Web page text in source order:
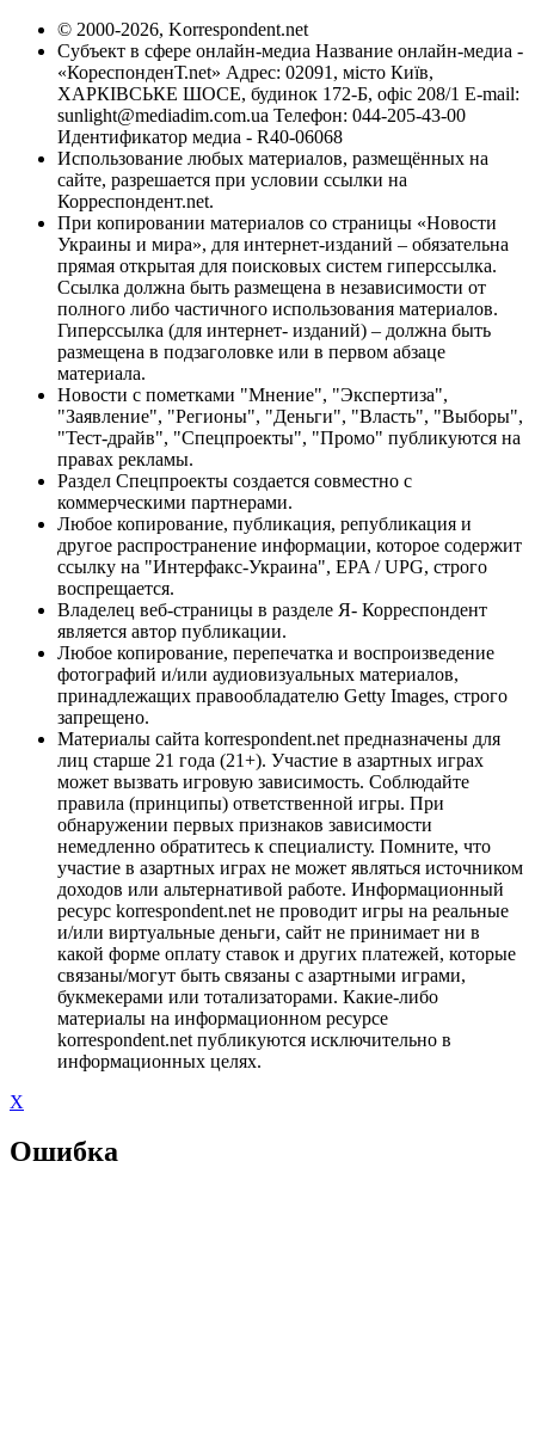
© 2000-2026, Korrespondent.net
Субъект в сфере онлайн-медиа Название онлайн-медиа -
«КореспонденТ.net» Адрес: 02091, місто Київ,
ХАРКІВСЬКЕ ШОСЕ, будинок 172-Б, офіс 208/1 E-mail:
sunlight@mediadim.com.ua Телефон: 044-205-43-00
Идентификатор медиа - R40-06068
Использование любых материалов, размещённых на
сайте, разрешается при условии ссылки на
Корреспондент.net.
При копировании материалов со страницы «Новости
Украины и мира», для интернет-изданий – обязательна
прямая открытая для поисковых систем гиперссылка.
Ссылка должна быть размещена в независимости от
полного либо частичного использования материалов.
Гиперссылка (для интернет- изданий) – должна быть
размещена в подзаголовке или в первом абзаце
материала.
Новости с пометками "Мнение", "Экспертиза",
"Заявление", "Регионы", "Деньги", "Власть", "Выборы",
"Тест-драйв", "Спецпроекты", "Промо" публикуются на
правах рекламы.
Раздел Спецпроекты создается совместно с
коммерческими партнерами.
Любое копирование, публикация, републикация и
другое распространение информации, которое содержит
ссылку на "Интерфакс-Украина", EPA / UPG, строго
воспрещается.
Владелец веб-страницы в разделе Я- Корреспондент
является автор публикации.
Любое копирование, перепечатка и воспроизведение
фотографий и/или аудиовизуальных материалов,
принадлежащих правообладателю Getty Images, строго
запрещено.
Материалы сайта korrespondent.net предназначены для
лиц старше 21 года (21+). Участие в азартных играх
может вызвать игровую зависимость. Соблюдайте
правила (принципы) ответственной игры. При
обнаружении первых признаков зависимости
немедленно обратитесь к специалисту. Помните, что
участие в азартных играх не может являться источником
доходов или альтернативой работе. Информационный
ресурс korrespondent.net не проводит игры на реальные
и/или виртуальные деньги, сайт не принимает ни в
какой форме оплату ставок и других платежей, которые
связаны/могут быть связаны с азартными играми,
букмекерами или тотализаторами. Какие-либо
материалы на информационном ресурсе
korrespondent.net публикуются исключительно в
информационных целях.
X
Ошибка